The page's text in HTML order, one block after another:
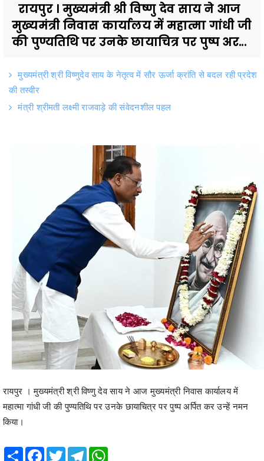
रायपुर । मुख्यमंत्री श्री विष्णु देव साय ने आज
मुख्यमंत्री निवास कार्यालय में महात्मा गांधी जी
की पुण्यतिथि पर उनके छायाचित्र पर पुष्प अर...
मुख्यमंत्री श्री विष्णुदेव साय के नेतृत्व में सौर ऊर्जा क्रांति से बदल रही प्रदेश
की तस्वीर
मंत्री श्रीमती लक्ष्मी राजवाड़े की संवेदनशील पहल
रायपुर । मुख्यमंत्री श्री विष्णु देव साय ने आज मुख्यमंत्री निवास कार्यालय में
महात्मा गांधी जी की पुण्यतिथि पर उनके छायाचित्र पर पुष्प अर्पित कर उन्हें नमन
किया।
Share Facebook
TwitterTelegram